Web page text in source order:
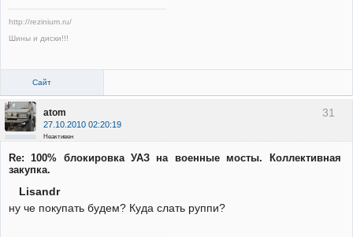
http://rezinium.ru/
Шины и диски!!!
Сайт
31
atom
27.10.2010 02:20:19
Неактивен
Re: 100% блокировка УАЗ на военные мосты. Коллективная
закупка.
Lisandr
ну че покупать будем? Куда слать руппи?